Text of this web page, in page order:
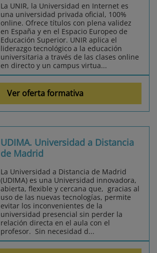
La UNIR, la Universidad en Internet es
una universidad privada oficial, 100%
online. Ofrece títulos con plena validez
en España y en el Espacio Europeo de
Educación Superior. UNIR aplica el
liderazgo tecnológico a la educación
universitaria a través de las clases online
en directo y un campus virtua...
Ver oferta formativa
UDIMA. Universidad a Distancia
de Madrid
La Universidad a Distancia de Madrid
(UDIMA) es una Universidad innovadora,
abierta, flexible y cercana que, gracias al
uso de las nuevas tecnologías, permite
evitar los inconvenientes de la
universidad presencial sin perder la
relación directa en el aula con el
profesor. Sin necesidad d...